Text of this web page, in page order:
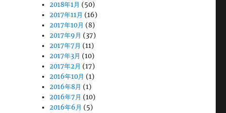
2018年1月 (50)
2017年11月 (16)
2017年10月 (8)
2017年9月 (37)
2017年7月 (11)
2017年3月 (10)
2017年2月 (17)
2016年10月 (1)
2016年8月 (1)
2016年7月 (10)
2016年6月 (5)